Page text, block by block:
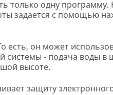
только одну
задается с помощью
есть, он может
системы - подача воды в
высоте.
защиту